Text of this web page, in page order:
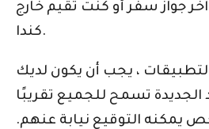
آخر جواز سفر أو كنت تقيم خارج
كندا.
، يجب أن يكون لديك
الجديدة تسمح للجميع تقريبًا
يمكنه التوقيع نيابة عنهم.